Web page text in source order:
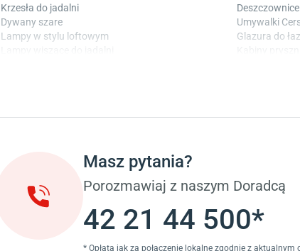
Krzesła do jadalni
Dywany szare
Lampy w stylu loftowym
Umywalki
Glazura do
Deski tarasowe kompozytowe
Lampy stojące LED
Płytki
Glazura
Płytki
Masz pytania?
Porozmawiaj z naszym Doradcą
42 21 44 500*
* Opłata jak za połączenie lokalne zgodnie z